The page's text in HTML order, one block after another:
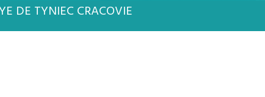
DE TYNIEC CRACOVIE